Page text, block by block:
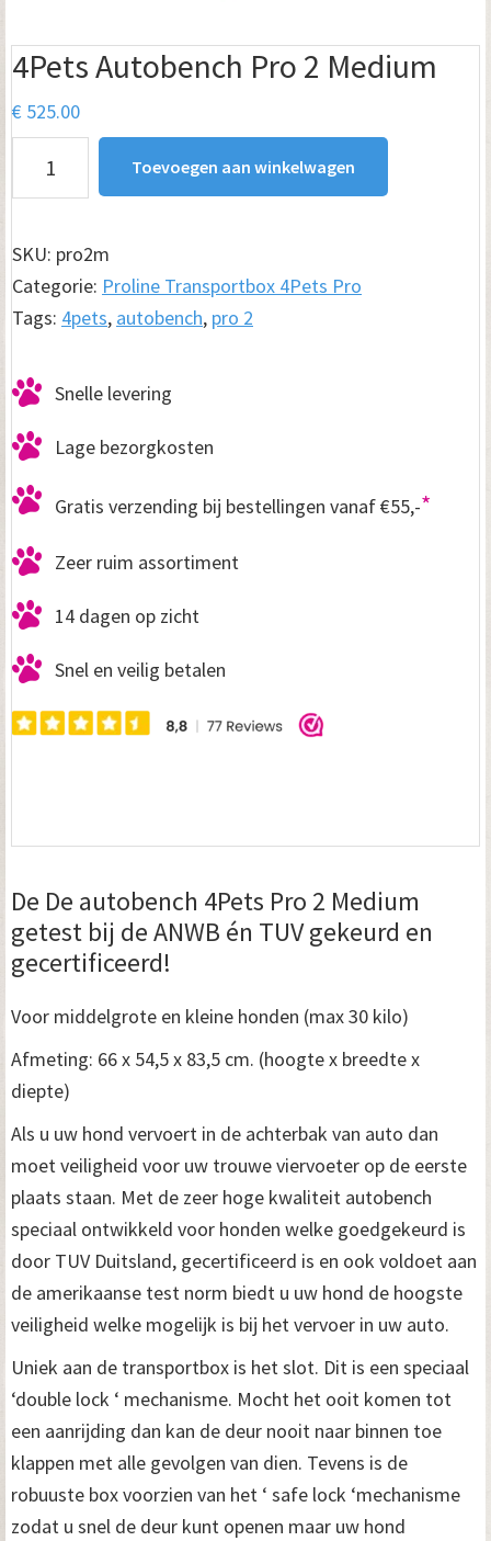
4Pets Autobench Pro 2 Medium
€ 525.00
Autobench
2
Medium
aantal
Toevoegen aan winkelwagen
SKU: pro2m
Categorie: Proline Transportbox 4Pets Pro
Tags: 4pets, autobench, pro 2
Snelle levering
Lage bezorgkosten
Gratis verzending bij bestellingen vanaf €55,-*
Zeer ruim assortiment
14 dagen op zicht
Snel en veilig betalen
De De autobench 4Pets Pro 2 Medium
getest bij de ANWB én TUV gekeurd en
gecertificeerd!
Voor middelgrote en kleine honden (max 30 kilo)
Afmeting: 66 x 54,5 x 83,5 cm. (hoogte x breedte x
diepte)
Als u uw hond vervoert in de achterbak van auto dan
moet veiligheid voor uw trouwe viervoeter op de eerste
plaats staan. Met de zeer hoge kwaliteit autobench
speciaal ontwikkeld voor honden welke goedgekeurd is
door TUV Duitsland, gecertificeerd is en ook voldoet aan
de amerikaanse test norm biedt u uw hond de hoogste
veiligheid welke mogelijk is bij het vervoer in uw auto.
Uniek aan de transportbox is het slot. Dit is een speciaal
‘double lock ‘ mechanisme. Mocht het ooit komen tot
een aanrijding dan kan de deur nooit naar binnen toe
klappen met alle gevolgen van dien. Tevens is de
robuuste box voorzien van het ‘ safe lock ‘mechanisme
zodat u snel de deur kunt openen maar uw hond